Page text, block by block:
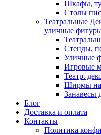
Шкафы,
Столы
Театральные
уличные
Стенды,
Уличные
Игровые
Театр.
Ширмы
Занавесы
Блог
Доставка и оплата
Контакты
Политика